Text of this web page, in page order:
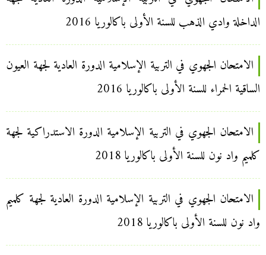
الداخلة وادي الذهب للسنة الأولى باكالوريا 2016
الامتحان الجهوي في التربية الإسلامية الدورة العادية لجهة العيون
الساقية الحمراء للسنة الأولى باكالوريا 2016
الامتحان الجهوي في التربية الإسلامية الدورة الاستدراكية لجهة
كلميم واد نون للسنة الأولى باكالوريا 2018
الامتحان الجهوي في التربية الإسلامية الدورة العادية لجهة كلميم
واد نون للسنة الأولى باكالوريا 2018